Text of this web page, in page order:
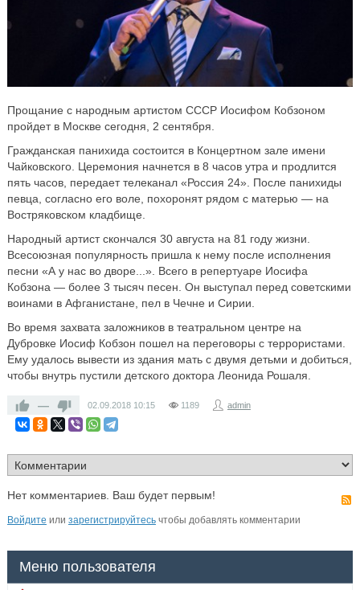
Прощание с народным артистом СССР Иосифом Кобзоном
пройдет в Москве сегодня, 2 сентября.
Гражданская панихида состоится в Концертном зале имени
Чайковского. Церемония начнется в 8 часов утра и продлится
пять часов, передает телеканал «Россия 24». После панихиды
певца, согласно его воле, похоронят рядом с матерью — на
Востряковском кладбище.
Народный артист скончался 30 августа на 81 году жизни.
Всесоюзная популярность пришла к нему после исполнения
песни «А у нас во дворе...». Всего в репертуаре Иосифа
Кобзона — более 3 тысяч песен. Он выступал перед советскими
воинами в Афганистане, пел в Чечне и Сирии.
Во время захвата заложников в театральном центре на
Дубровке Иосиф Кобзон пошел на переговоры с террористами.
Ему удалось вывести из здания мать с двумя детьми и добиться,
чтобы внутрь пустили детского доктора Леонида Рошаля.
— 02.09.2018 10:15 1189 admin
Нет комментариев. Ваш будет первым!
Войдите или зарегистрируйтесьчтобы добавлять комментарии
Меню пользователя